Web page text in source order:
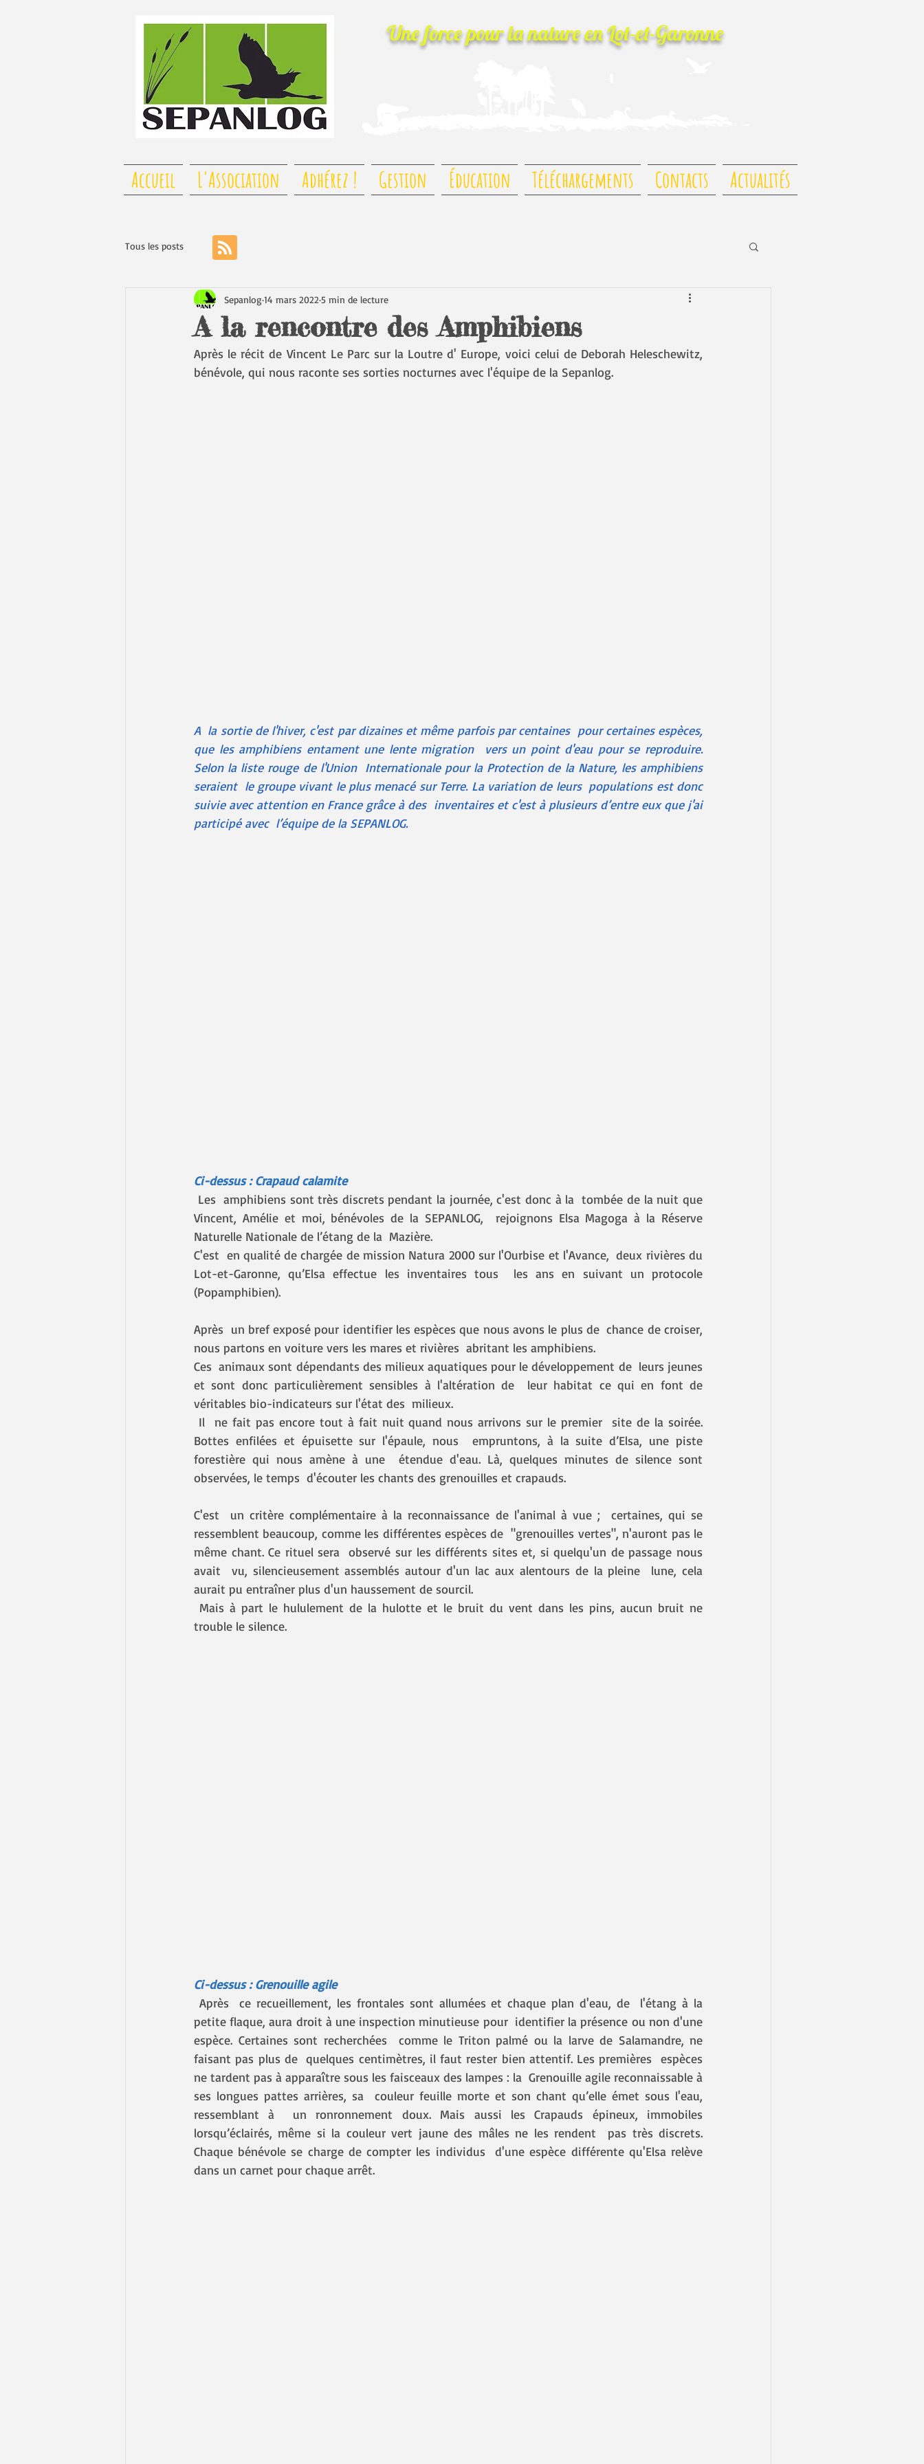
Une force pour la natureen Lot-et-Garonne
Accueil L'Association Adhérez ! Gestion Éducation Téléchargements Contacts Actualités
Tous les posts
A la rencontre des Amphibiens
Sepanlog 14 mars 2022 5 min de lecture
Après le récit de Vincent Le Parc sur la Loutre d' Europe, voici celui de Deborah Heleschewitz,
bénévole, qui nous raconte ses sorties nocturnes avec l'équipe de la Sepanlog.
A  la sortie de l'hiver, c'est par dizaines et même parfois par centaines  pour certaines espèces,
que les amphibiens entament une lente migration  vers un point d'eau pour se reproduire.
Selon la liste rouge de l'Union  Internationale pour la Protection de la Nature, les amphibiens
seraient  le groupe vivant le plus menacé sur Terre. La variation de leurs  populations est donc
suivie avec attention en France grâce à des  inventaires et c'est à plusieurs d’entre eux que j'ai
participé avec  l’équipe de la SEPANLOG.
Ci-dessus : Crapaud calamite
Vincent, Amélie et moi, bénévoles de la SEPANLOG,  rejoignons Elsa Magoga à la Réserve
Naturelle Nationale de l’étang de la  Mazière.
C'est  en qualité de chargée de mission Natura 2000 sur l'Ourbise et l'Avance,  deux rivières du
Lot-et-Garonne, qu’Elsa effectue les inventaires tous  les ans en suivant un protocole
(Popamphibien).
Après  un bref exposé pour identifier les espèces que nous avons le plus de  chance de croiser,
nous partons en voiture vers les mares et rivières  abritant les amphibiens.
Ces  animaux sont dépendants des milieux aquatiques pour le développement de  leurs jeunes
et sont donc particulièrement sensibles à l'altération de  leur habitat ce qui en font de
véritables bio-indicateurs sur l'état des  milieux.
Bottes enfilées et épuisette sur l'épaule, nous  empruntons, à la suite d’Elsa, une piste
forestière qui nous amène à une  étendue d'eau. Là, quelques minutes de silence sont
observées, le temps  d'écouter les chants des grenouilles et crapauds.
C'est  un critère complémentaire à la reconnaissance de l'animal à vue ;  certaines, qui se
ressemblent beaucoup, comme les différentes espèces de  "grenouilles vertes", n'auront pas le
même chant. Ce rituel sera  observé sur les différents sites et, si quelqu'un de passage nous
avait  vu, silencieusement assemblés autour d'un lac aux alentours de la pleine  lune, cela
aurait pu entraîner plus d'un haussement de sourcil.
trouble le silence.
Ci-dessus : Grenouille agile
petite flaque, aura droit à une inspection minutieuse pour  identifier la présence ou non d'une
espèce. Certaines sont recherchées  comme le Triton palmé ou la larve de Salamandre, ne
faisant pas plus de  quelques centimètres, il faut rester bien attentif. Les premières  espèces
ne tardent pas à apparaître sous les faisceaux des lampes : la  Grenouille agile reconnaissable à
ses longues pattes arrières, sa  couleur feuille morte et son chant qu’elle émet sous l'eau,
ressemblant à  un ronronnement doux. Mais aussi les Crapauds épineux, immobiles
lorsqu’éclairés, même si la couleur vert jaune des mâles ne les rendent  pas très discrets.
Chaque bénévole se charge de compter les individus  d'une espèce différente qu'Elsa relève
dans un carnet pour chaque arrêt.